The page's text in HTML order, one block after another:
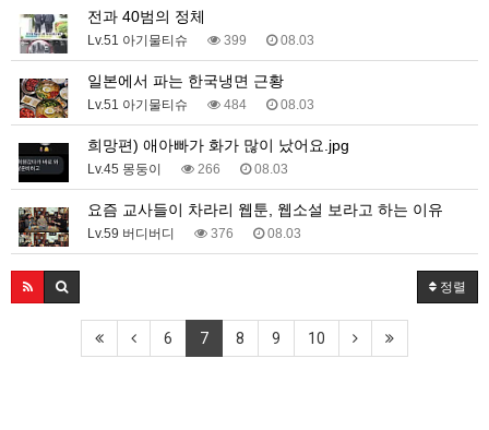
전과 40범의 정체
Lv.51 아기물티슈 399 08.03
일본에서 파는 한국냉면 근황
Lv.51 아기물티슈 484 08.03
희망편) 애아빠가 화가 많이 났어요.jpg
Lv.45 몽둥이 266 08.03
요즘 교사들이 차라리 웹툰, 웹소설 보라고 하는 이유
Lv.59 버디버디 376 08.03
정렬
6 7 8 9 10